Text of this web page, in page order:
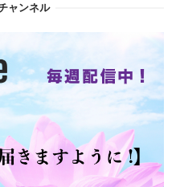
ャンネル